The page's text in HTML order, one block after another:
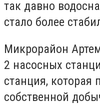
так давно
стало более
Микрорайон
2 насосных
станция, которая
собственной